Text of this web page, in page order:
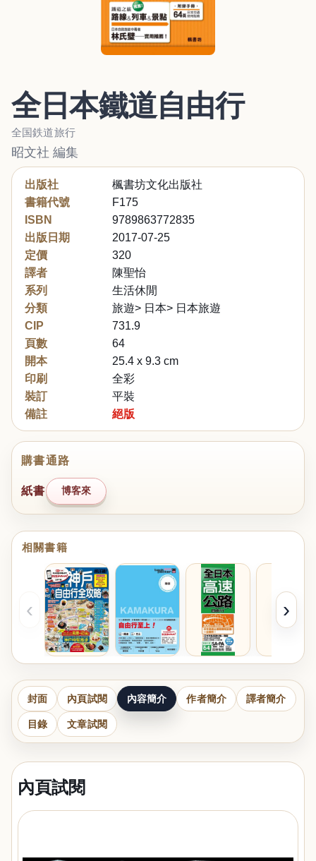
全日本鐵道自由行
全国鉄道旅行
昭文社 編集
出版社
楓書坊文化出版社
書籍代號
F175
ISBN
9789863772835
出版日期
2017-07-25
定價
320
譯者
陳聖怡
系列
生活休閒
分類
旅遊> 日本> 日本旅遊
CIP
731.9
頁數
64
開本
25.4 x 9.3 cm
印刷
全彩
裝訂
平裝
備註
絕版
購書通路
紙書 博客來
相關書籍
‹ ›
封面 內頁試閱 內容簡介 作者簡介 譯者簡介
目錄 文章試閱
內頁試閱